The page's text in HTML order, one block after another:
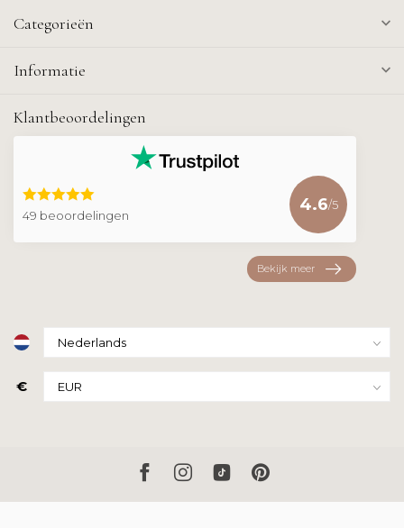
Categorieën
Informatie
Klantbeoordelingen
49 beoordelingen
4.6/5
Bekijk meer
€